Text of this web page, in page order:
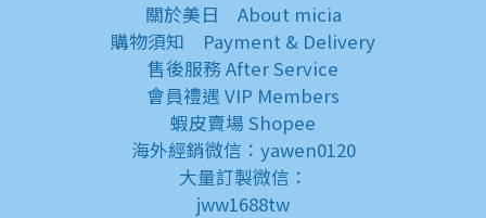
關於美日 About micia
購物須知 Payment & Delivery
售後服務 After Service
會員禮遇 VIP Members
蝦皮賣場 Shopee
海外經銷微信：yawen0120
大量訂製微信：
jww1688tw